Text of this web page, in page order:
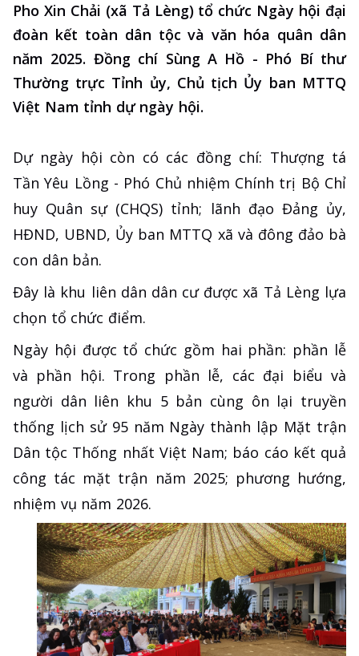
Pho Xin Chải (xã Tả Lèng) tổ chức Ngày hội đại
đoàn kết toàn dân tộc và văn hóa quân dân
năm 2025. Đồng chí Sùng A Hồ - Phó Bí thư
Thường trực Tỉnh ủy, Chủ tịch Ủy ban MTTQ
Việt Nam tỉnh dự ngày hội.
Dự ngày hội còn có các đồng chí: Thượng tá
Tần Yêu Lồng - Phó Chủ nhiệm Chính trị Bộ Chỉ
huy Quân sự (CHQS) tỉnh; lãnh đạo Đảng ủy,
HĐND, UBND, Ủy ban MTTQ xã và đông đảo bà
con dân bản.
Đây là khu liên dân dân cư được xã Tả Lèng lựa
chọn tổ chức điểm.
Ngày hội được tổ chức gồm hai phần: phần lễ
và phần hội. Trong phần lễ, các đại biểu và
người dân liên khu 5 bản cùng ôn lại truyền
thống lịch sử 95 năm Ngày thành lập Mặt trận
Dân tộc Thống nhất Việt Nam; báo cáo kết quả
công tác mặt trận năm 2025; phương hướng,
nhiệm vụ năm 2026.